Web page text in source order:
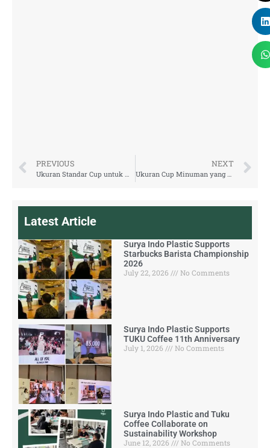
PREVIOUS
Ukuran Standar Cup untuk Minuman Indonesia
NEXT
Ukuran Cup Minuman yang Paling Laris
Latest Article
Surya Indo Plastic Supports
Starbucks Barista Championship
2026
July 22, 2026
No Comments
Surya Indo Plastic Supports
TUKU Coffee 11th Anniversary
July 1, 2026
No Comments
Surya Indo Plastic and Tuku
Coffee Collaborate on
Sustainability Workshop
June 12, 2026
No Comments